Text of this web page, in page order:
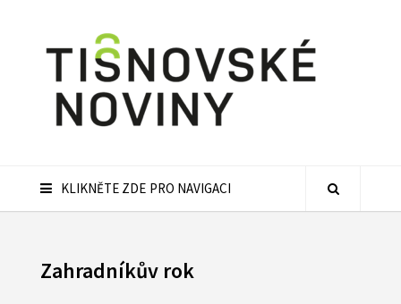
KLIKNĚTE ZDE PRO NAVIGACI
Zahradníkův rok